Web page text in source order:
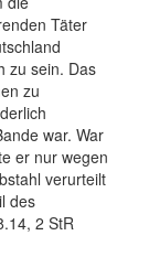
Täter
zu sein. Das
zu
war. War
er nur wegen
verurteilt
des
2 StR